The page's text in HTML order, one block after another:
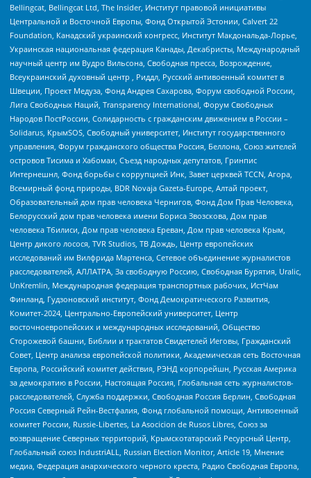
Bellingcat, Bellingcat Ltd, The Insider, Институт правовой инициативы
Центральной и Восточной Европы, Фонд Открытой Эстонии, Calvert 22
Foundation, Канадский украинский конгресс, Институт Макдональда-Лорье,
Украинская национальная федерация Канады, Декабристы, Международный
научный центр им Вудро Вильсона, Свободная пресса, Возрождение,
Всеукраинский духовный центр , Риддл, Русский антивоенный комитет в
Швеции, Проект Медуза, Фонд Андрея Сахарова, Форум свободной России,
Лига Свободных Наций, Transparеncy International, Форум Свободных
Народов ПостРоссии, Солидарность с гражданским движением в России –
Solidarus, КрымSOS, Свободный университет, Институт государственного
управления, Форум гражданского общества Россия, Беллона, Союз жителей
островов Тисима и Хабомаи, Съезд народных депутатов, Гринпис
Интернешнл, Фонд борьбы с коррупцией Инк, Завет церквей TCCN, Агора,
Всемирный фонд природы, BDR Novaja Gazeta-Europe, Алтай проект,
Образовательный дом прав человека Чернигов, Фонд Дом Прав Человека,
Белорусский дом прав человека имени Бориса Звозскова, Дом прав
человека Тбилиси, Дом прав человека Ереван, Дом прав человека Крым,
Центр дикого лосося, TVR Studios, ТВ Дождь, Центр европейских
исследований им Вилфрида Мартенса, Сетевое объединение журналистов
расследователей, АЛЛАТРА, За свободную Россию, Свободная Бурятия, Uralic,
UnKremlin, Международная федерация транспортных рабочих, ИстЧам
Финланд, Гудзоновский институт, Фонд Демократического Развития,
Комитет-2024, Центрально-Европейский университет, Центр
восточноевропейских и международных исследований, Общество
Сторожевой башни, Библии и трактатов Свидетелей Иеговы, Гражданский
Совет, Центр анализа европейской политики, Академическая сеть Восточная
Европа, Российский комитет действия, РЭНД корпорейшн, Русская Америка
за демократию в России, Настоящая Россия, Глобальная сеть журналистов-
расследователей, Служба поддержки, Свободная Россия Берлин, Свободная
Россия Северный Рейн-Вестфалия, Фонд глобальной помощи, Антивоенный
комитет России, Russie-Libertes, La Asocicion de Rusos Libres, Союз за
возвращение Северных территорий, Крымскотатарский Ресурсный Центр,
Глобальный союз IndustriALL, Russian Election Monitor, Article 19, Мнение
медиа, Федерация анархического черного креста, Радио Свободная Европа,